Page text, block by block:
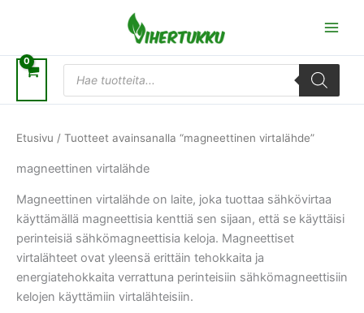
Products
search
Etusivu / Tuotteet avainsanalla “magneettinen virtalähde”
magneettinen virtalähde
Magneettinen virtalähde on laite, joka tuottaa sähkövirtaa
käyttämällä magneettisia kenttiä sen sijaan, että se käyttäisi
perinteisiä sähkömagneettisia keloja. Magneettiset
virtalähteet ovat yleensä erittäin tehokkaita ja
energiatehokkaita verrattuna perinteisiin sähkömagneettisiin
kelojen käyttämiin virtalähteisiin.